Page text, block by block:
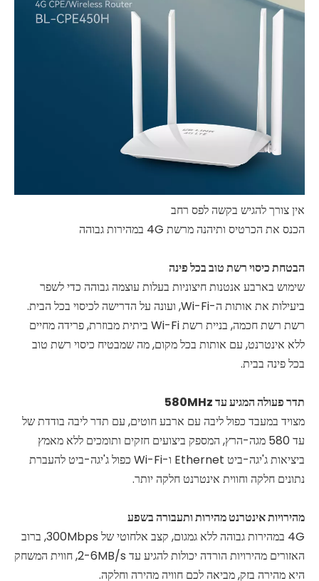
אין צורך להגיש בקשה לפס רחב
הכנס את הכרטיס ותיהנה מרשת 4G במהירות גבוהה
הבטחת כיסוי רשת טוב בכל פינה
שימוש בארבע אנטנות חיצוניות בעלות עוצמה גבוהה כדי לשפר
ביעילות את אותות ה-Wi-Fi, ועונה על הדרישה לכיסוי בכל הבית.
רשת רשת חכמה, בניית רשת Wi-Fi ביתית מבוזרת, פרידה מחיים
ללא אינטרנט, עם אותות בכל מקום, מה שמבטיח כיסוי רשת טוב
בכל פינה בבית.
תדר פעולה המגיע עד 580MHz
מצויד במעבד כפול ליבה עם ארבע חוטים, עם תדר ליבה בודדת של
עד 580 מגה-הרץ, המספק ביצועים חזקים ותומכים ללא מאמץ
ביציאות ג'יגה-ביט Ethernet ו-Wi-Fi כפול ג'יגה-ביט להעברת
נתונים חלקה וחווית אינטרנט חלקה יותר.
מהירויות אינטרנט מהירות ותעבורה בשפע
4G במהירות גבוהה ללא גמגום, קצב אלחוטי של 300Mbps, ברוב
האזורים מהירויות הורדה יכולות להגיע עד 2-6MB/s, חווית המשחק
היא מהירה בזק, מביאה לכם חוויה מהירה וחלקה.